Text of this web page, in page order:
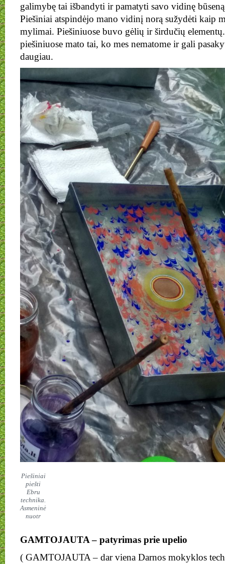
galimybę tai išbandyti ir pamatyti savo vidinę
Piešiniai atspindėjo mano vidinį norą sužydėti kaip
mylimai. Piešiniuose buvo gėlių ir širdučių
piešiniuose mato tai, ko mes nematome ir gali
daugiau.
Piešiniai
piešti
Ebru
technika.
Asmeninė
nuotr
GAMTOJAUTA – patyrimas prie upelio
( GAMTOJAUTA – dar viena Darnos mokyklos